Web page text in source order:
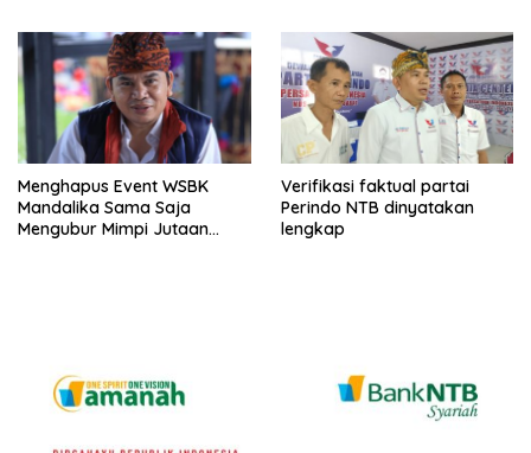
Menghapus Event WSBK
Mandalika Sama Saja
Mengubur Mimpi Jutaan
Verifikasi faktual partai
Perindo NTB dinyatakan
lengkap